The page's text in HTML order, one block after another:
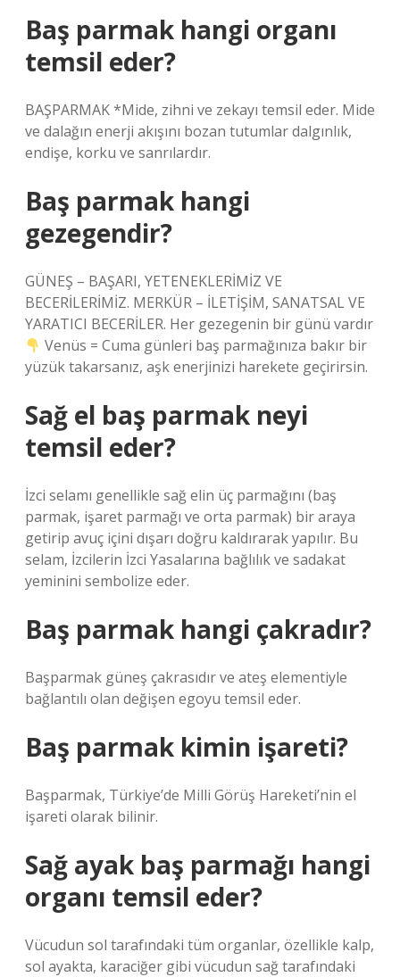
Baş parmak hangi organı
temsil eder?
BAŞPARMAK *Mide, zihni ve zekayı temsil eder. Mide
ve dalağın enerji akışını bozan tutumlar dalgınlık,
endişe, korku ve sanrılardır.
Baş parmak hangi
gezegendir?
GÜNEŞ – BAŞARI, YETENEKLERİMİZ VE
BECERİLERİMİZ. MERKÜR – İLETİŞİM, SANATSAL VE
YARATICI BECERİLER. Her gezegenin bir günü vardır
Venüs = Cuma günleri baş parmağınıza bakır bir
yüzük takarsanız, aşk enerjinizi harekete geçirirsin.
Sağ el baş parmak neyi
temsil eder?
İzci selamı genellikle sağ elin üç parmağını (baş
parmak, işaret parmağı ve orta parmak) bir araya
getirip avuç içini dışarı doğru kaldırarak yapılır. Bu
selam, İzcilerin İzci Yasalarına bağlılık ve sadakat
yeminini sembolize eder.
Baş parmak hangi çakradır?
Başparmak güneş çakrasıdır ve ateş elementiyle
bağlantılı olan değişen egoyu temsil eder.
Baş parmak kimin işareti?
Başparmak, Türkiye’de Milli Görüş Hareketi’nin el
işareti olarak bilinir.
Sağ ayak baş parmağı hangi
organı temsil eder?
Vücudun sol tarafındaki tüm organlar, özellikle kalp,
sol ayakta, karaciğer gibi vücudun sağ tarafındaki